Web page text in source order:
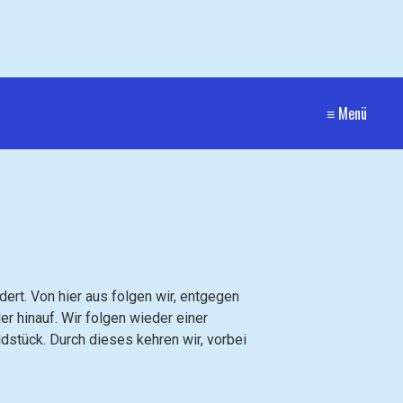
≡ Menü
Von hier aus folgen wir, entgegen
hinauf. Wir folgen wieder einer
Durch dieses kehren wir, vorbei